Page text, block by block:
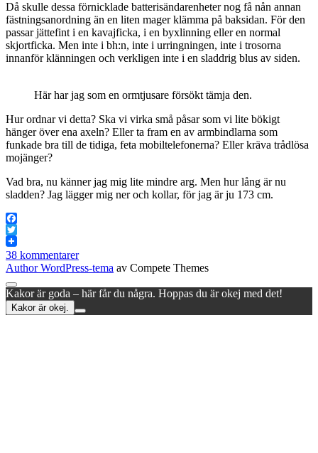
Då skulle dessa förnicklade batterisändarenheter nog få nån annan
fästningsanordning än en liten mager klämma på baksidan. För den
passar jättefint i en kavajficka, i en byxlinning eller en normal
skjortficka. Men inte i bh:n, inte i urringningen, inte i trosorna
innanför klänningen och verkligen inte i en sladdrig blus av siden.
Här har jag som en ormtjusare försökt tämja den.
Hur ordnar vi detta? Ska vi virka små påsar som vi lite bökigt
hänger över ena axeln? Eller ta fram en av armbindlarna som
funkade bra till de tidiga, feta mobiltelefonerna? Eller kräva trådlösa
mojänger?
Vad bra, nu känner jag mig lite mindre arg. Men hur lång är nu
sladden? Jag lägger mig ner och kollar, för jag är ju 173 cm.
Facebook
Twitter
38 kommentarer
Author WordPress-tema av Compete Themes
Rulla
till
toppen
Kakor är goda – här får du några. Hoppas du är okej med det!
Kakor är okej.